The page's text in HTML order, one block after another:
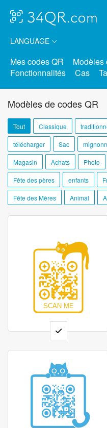
LANGUAGE
Mes codes QR
Modèles
Fonctionnalités
Cas
Modèles de codes QR
Tout Classique
télécharger Sac
Magasin Achats Photo
Fête des pères enfants
Fête des Mères Animal